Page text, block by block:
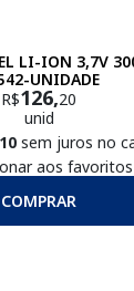
LI-ION 3,7V
UNIDADE
R$126,20
unid
sem juros no
aos favoritos
COMPRAR